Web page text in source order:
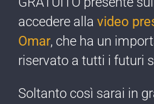
accedere alla video
Omar, che ha un
riservato a tutti i futuri
Soltanto così sarai in